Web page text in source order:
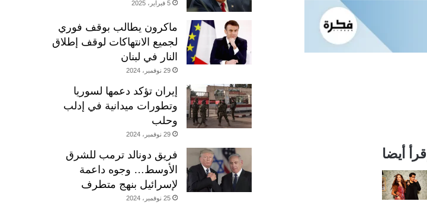
إقرأ أيضا
5 فبراير، 2025
ماكرون يطالب بوقف فوري
لجميع الانتهاكات لوقف إطلاق
النار في لبنان
29 نوفمبر، 2024
إيران تؤكد دعمها لسوريا
وتطورات ميدانية في إدلب
وحلب
29 نوفمبر، 2024
فريق دونالد ترمب للشرق
الأوسط… وجوه داعمة
لإسرائيل بنهج متطرف
25 نوفمبر، 2024